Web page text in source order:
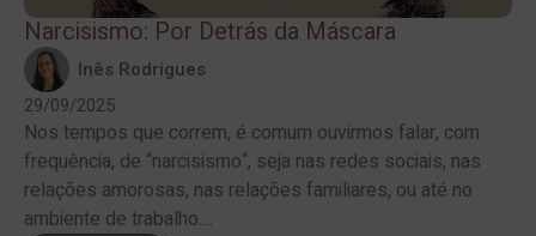
Narcisismo: Por Detrás da Máscara
Inês Rodrigues
29/09/2025
Nos tempos que correm, é comum ouvirmos falar, com
frequência, de “narcisismo“, seja nas redes sociais, nas
relações amorosas, nas relações familiares, ou até no
ambiente de trabalho....